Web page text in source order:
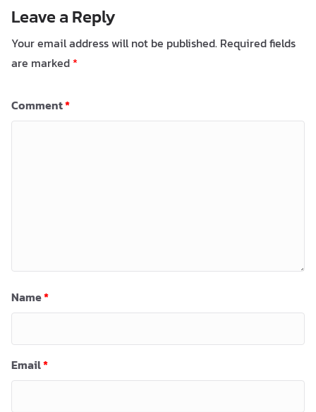
Leave a Reply
Your email address will not be published. Required fields
are marked *
Comment*
Name*
Email*